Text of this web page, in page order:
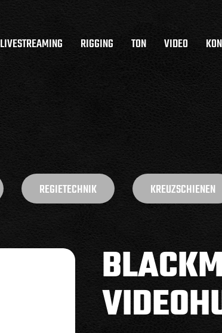
LIVESTREAMING RIGGING TON VIDEO
REGIETECHNIK KREUZSCHIENEN